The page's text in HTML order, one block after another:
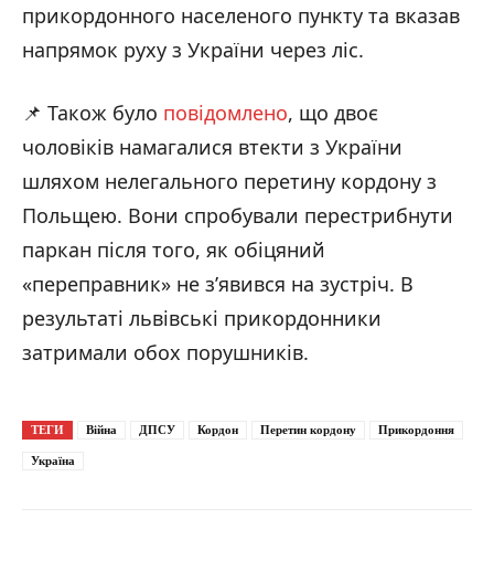
прикордонного населеного пункту та вказав
напрямок руху з України через ліс.
📌 Також було повідомлено, що двоє
чоловіків намагалися втекти з України
шляхом нелегального перетину кордону з
Польщею. Вони спробували перестрибнути
паркан після того, як обіцяний
«переправник» не з’явився на зустріч. В
результаті львівські прикордонники
затримали обох порушників.
ТЕГИ Війна ДПСУ Кордон Перетин кордону Прикордоння
Україна